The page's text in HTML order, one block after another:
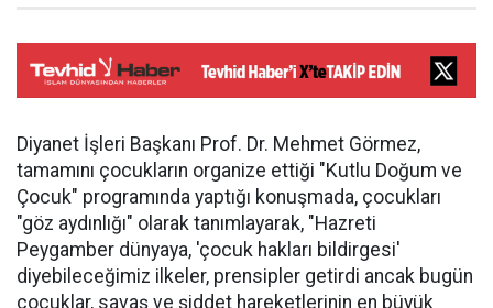
Diyanet İşleri Başkanı Prof. Dr. Mehmet Görmez,
tamamını çocukların organize ettiği "Kutlu Doğum ve
Çocuk" programında yaptığı konuşmada, çocukları
"göz aydınlığı" olarak tanımlayarak, "Hazreti
Peygamber dünyaya, 'çocuk hakları bildirgesi'
diyebileceğimiz ilkeler, prensipler getirdi ancak bugün
çocuklar, savaş ve şiddet hareketlerinin en büyük